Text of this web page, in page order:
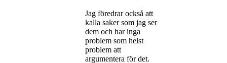
Jag föredrar också att
kalla saker som jag ser
dem och har inga
problem som helst
problem att
argumentera för det.